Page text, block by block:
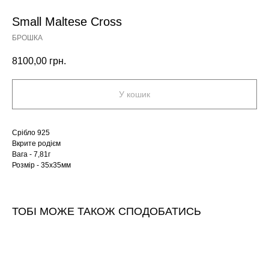
Small Maltese Cross
БРОШКА
8100,00 грн.
У кошик
Срібло 925
Вкрите родієм
Вага - 7,81г
Розмір - 35х35мм
ТОБІ МОЖЕ ТАКОЖ СПОДОБАТИСЬ